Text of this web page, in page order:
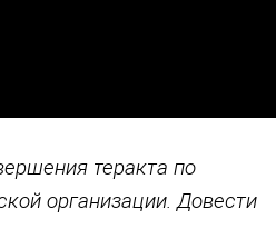
теракта по
организации. Довести